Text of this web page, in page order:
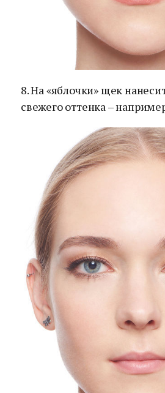
8. На «яблочки» щек
свежего оттенка –